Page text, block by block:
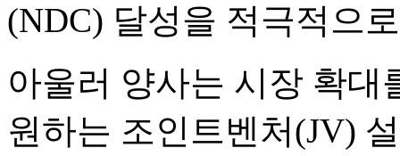
(NDC) 달성을 적극적으
아울러 양사는 시장 확대
원하는 조인트벤처(JV)